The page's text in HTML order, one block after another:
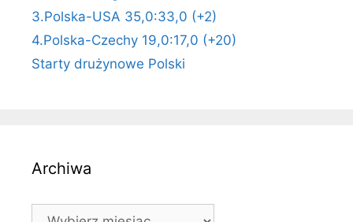
3.Polska-USA 35,0:33,0 (+2)
4.Polska-Czechy 19,0:17,0 (+20)
Starty drużynowe Polski
Archiwa
Archiwa